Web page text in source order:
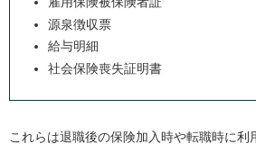
源泉徴収票
給与明細
社会保険喪失証明書
これらは退職後の保険加入時や転職時に利